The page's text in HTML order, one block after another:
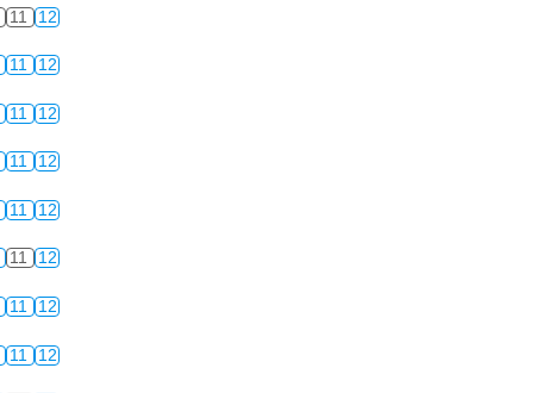
11 12
11 12
11 12
11 12
11 12
11 12
11 12
11 12